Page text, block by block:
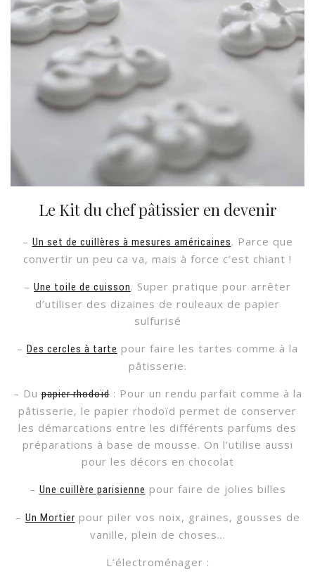
Le Kit du chef pâtissier en devenir
– Un set de cuillères à mesures américaines. Parce que
convertir un peu ca va, mais à force c’est chiant !
– Une toile de cuisson. Super pratique pour arrêter
d’utiliser des dizaines de rouleaux de papier
sulfurisé
– Des cercles à tarte pour faire les tartes comme à la
pâtisserie.
– Dupapier rhodoïd: Pour un rendu parfait comme à la
pâtisserie, le papier rhodoïd permet de conserver
les démarcations entre les différents parfums des
préparations à base de mousse. On l’utilise aussi
pour les décors en chocolat
– Une cuillère parisienne pour faire de jolies billes
– Un Mortier pour piler vos noix, graines, gousses de
vanille, plein de choses…
L’électroménager :